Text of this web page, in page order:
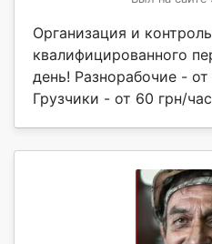
Организация и
квалифицированного
день! Разнорабочие -
Грузчики - от 60 грн/